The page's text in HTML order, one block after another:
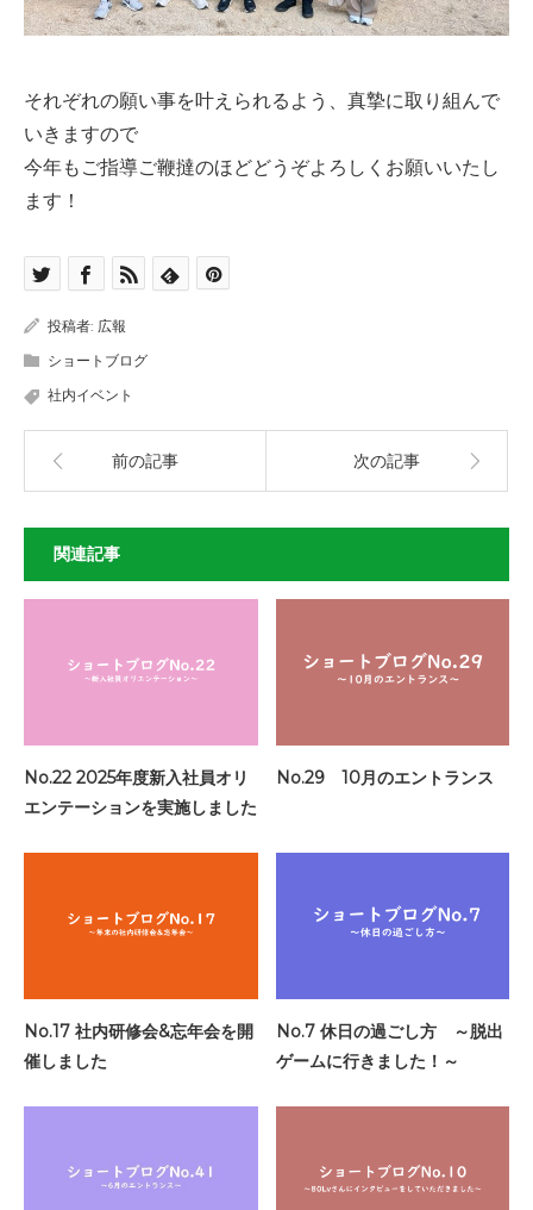
それぞれの願い事を叶えられるよう、真摯に取り組んで
いきますので
今年もご指導ご鞭撻のほどどうぞよろしくお願いいたし
ます！
投稿者: 広報
ショートブログ
社内イベント
前の記事 次の記事
関連記事
No.22 2025年度新入社員オリ
エンテーションを実施しました
No.29 10月のエントランス
No.17 社内研修会&忘年会を開
催しました
No.7 休日の過ごし方 ～脱出
ゲームに行きました！～